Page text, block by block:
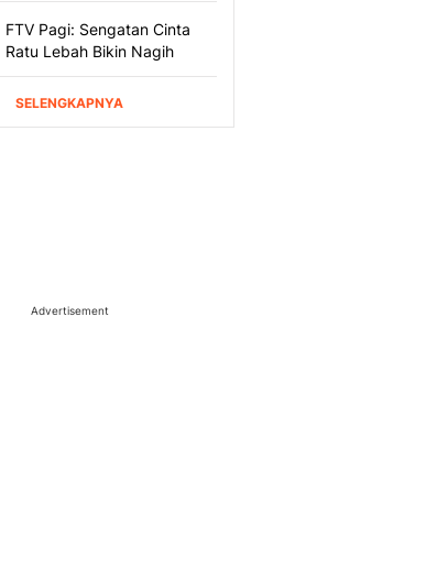
Advertisement